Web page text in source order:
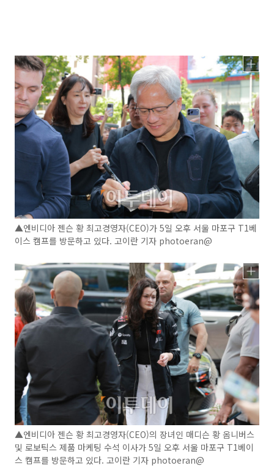
▲엔비디아 젠슨 황 최고경영자(CEO)가 5일 오후 서울 마포구 T1베
이스 캠프를 방문하고 있다. 고이란 기자 photoeran@
▲엔비디아 젠슨 황 최고경영자(CEO)의 장녀인 매디슨 황 옴니버스
및 로보틱스 제품 마케팅 수석 이사가 5일 오후 서울 마포구 T1베이
스 캠프를 방문하고 있다. 고이란 기자 photoeran@